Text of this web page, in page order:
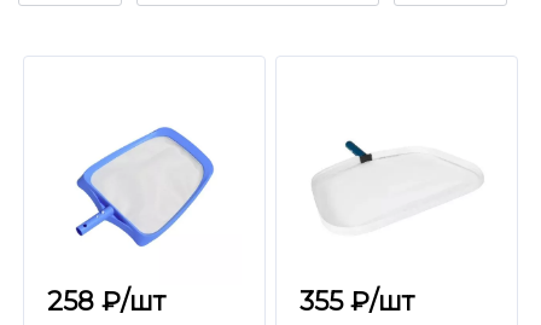
258 ₽/шт 355 ₽/шт